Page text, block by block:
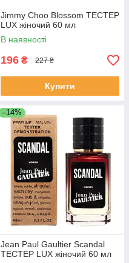
Jimmy Choo Blossom ТЕСТЕР
LUX жіночий 60 мл
В наявності
196 ₴ 227 ₴
Купити
–14%
Jean Paul Gaultier Scandal
ТЕСТЕР LUX жіночий 60 мл